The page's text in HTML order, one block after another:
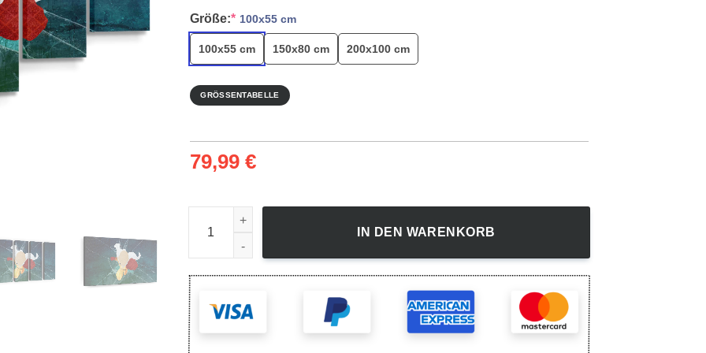
Größe:* 100x55 cm
100x55 cm 150x80 cm 200x100 cm
GRÖSSENTABELLE
79,99 €
Leinwandbild One Punch Man Saitama One Punch Wandbilder Kunstdrucke Menge
IN DEN WARENKORB